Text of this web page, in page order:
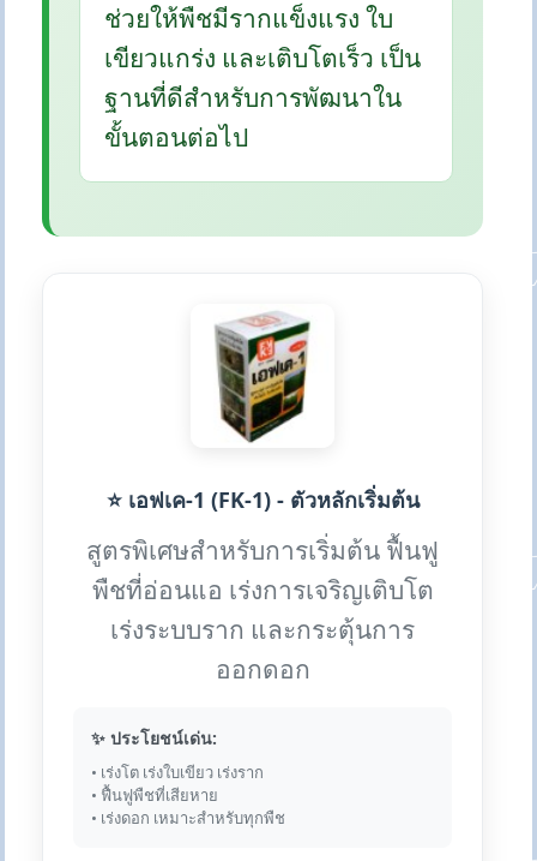
ช่วยให้พืชมีรากแข็งแรง ใบ
เขียวแกร่ง และเติบโตเร็ว เป็น
ฐานที่ดีสำหรับการพัฒนาใน
ขั้นตอนต่อไป
⭐ เอฟเค-1 (FK-1) - ตัวหลักเริ่มต้น
สูตรพิเศษสำหรับการเริ่มต้น ฟื้นฟู
พืชที่อ่อนแอ เร่งการเจริญเติบโต
เร่งระบบราก และกระตุ้นการ
ออกดอก
✨ ประโยชน์เด่น:
• เร่งโต เร่งใบเขียว เร่งราก
• ฟื้นฟูพืชที่เสียหาย
• เร่งดอก เหมาะสำหรับทุกพืช